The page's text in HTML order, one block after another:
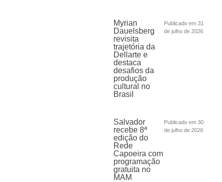
Myrian
Dauelsberg
revisita
trajetória da
Dellarte e
destaca
desafios da
produção
cultural no
Brasil
Publicado em 31
de julho de 2026
Salvador
recebe 8ª
edição do
Rede
Capoeira com
programação
gratuita no
MAM
Publicado em 30
de julho de 2026